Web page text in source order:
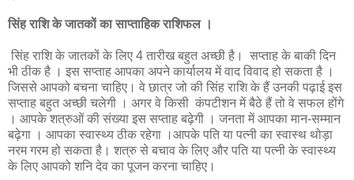
सिंह राशि के जातकों का साप्ताहिक राशिफल ।
सिंह राशि के जातकों के लिए 4 तारीख बहुत अच्छी है। सप्ताह के बाकी दिन
भी ठीक है । इस सप्ताह आपका अपने कार्यालय में वाद विवाद हो सकता है ।
जिससे आपको बचना चाहिए। वे छात्र जो की सिंह राशि के हैं उनकी पढ़ाई इस
सप्ताह बहुत अच्छी चलेगी । अगर वे किसी कंपटीशन में बैठे हैं तो वे सफल होंगे
। आपके शत्रुओं की संख्या इस सप्ताह बढ़ेगी । जनता में आपका मान-सम्मान
बढ़ेगा । आपका स्वास्थ्य ठीक रहेगा ।आपके पति या पत्नी का स्वास्थ थोड़ा
नरम गरम हो सकता है। शत्रु से बचाव के लिए और पति या पत्नी के स्वास्थ्य
के लिए आपको शनि देव का पूजन करना चाहिए।